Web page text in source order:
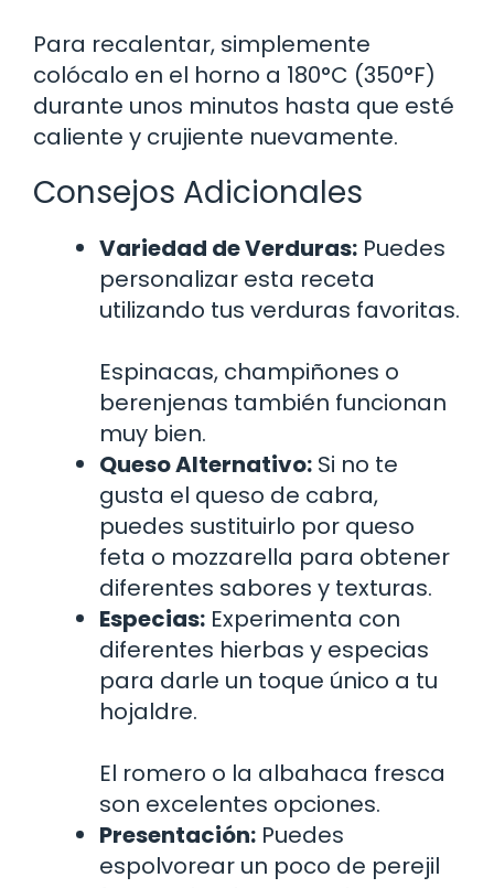
Para recalentar, simplemente
colócalo en el horno a 180°C (350°F)
durante unos minutos hasta que esté
caliente y crujiente nuevamente.
Consejos Adicionales
Variedad de Verduras: Puedes
personalizar esta receta
utilizando tus verduras favoritas.
Espinacas, champiñones o
berenjenas también funcionan
muy bien.
Queso Alternativo: Si no te
gusta el queso de cabra,
puedes sustituirlo por queso
feta o mozzarella para obtener
diferentes sabores y texturas.
Especias: Experimenta con
diferentes hierbas y especias
para darle un toque único a tu
hojaldre.
El romero o la albahaca fresca
son excelentes opciones.
Presentación: Puedes
espolvorear un poco de perejil